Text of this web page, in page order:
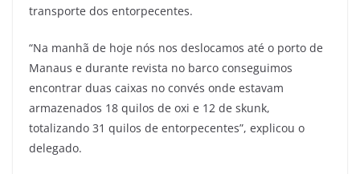
transporte dos entorpecentes.
“Na manhã de hoje nós nos deslocamos até o porto de
Manaus e durante revista no barco conseguimos
encontrar duas caixas no convés onde estavam
armazenados 18 quilos de oxi e 12 de skunk,
totalizando 31 quilos de entorpecentes”, explicou o
delegado.